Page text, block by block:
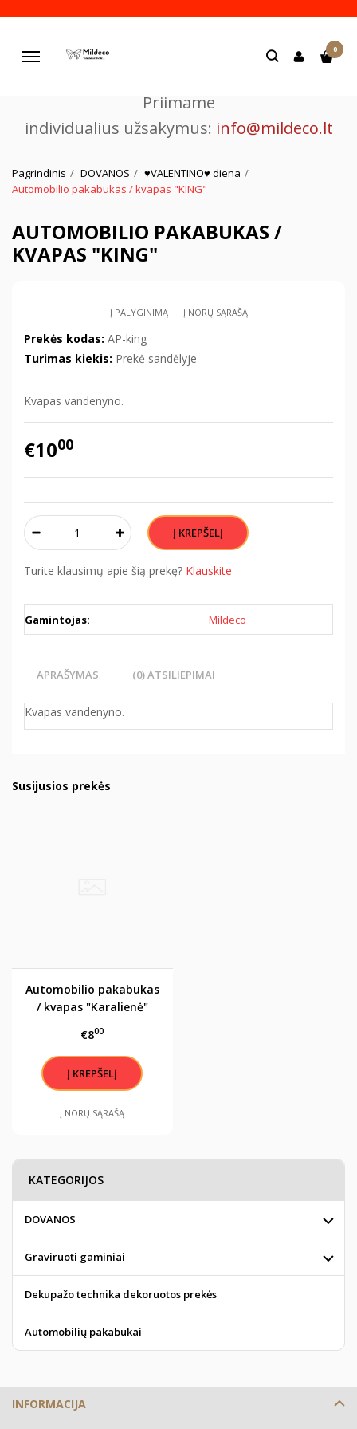
Navigacija
0
Priimame
individualius užsakymus: info@mildeco.lt
Pagrindinis DOVANOS
♥VALENTINO♥ diena
Automobilio pakabukas / kvapas "KING"
AUTOMOBILIO PAKABUKAS /
KVAPAS "KING"
Į PALYGINIMĄ Į NORŲ SĄRAŠĄ
Prekės kodas: AP-king
Turimas kiekis: Prekė sandėlyje
Kvapas vandenyno.
€1000
Turite klausimų apie šią prekę? Klauskite
Gamintojas: Mildeco
APRAŠYMAS (0) ATSILIEPIMAI
Kvapas vandenyno.
Susijusios prekės
Automobilio pakabukas
/ kvapas "Karalienė"
€800
Į NORŲ SĄRAŠĄ
KATEGORIJOS
DOVANOS
Graviruoti gaminiai
Dekupažo technika dekoruotos prekės
Automobilių pakabukai
INFORMACIJA